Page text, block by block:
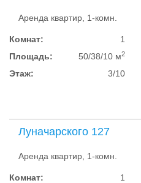
Аренда квартир, 1-комн.
Комнат:
1
Площадь:
50/38/10 м2
Этаж: 3/10
Луначарского 127
Аренда квартир, 1-комн.
Комнат:
1